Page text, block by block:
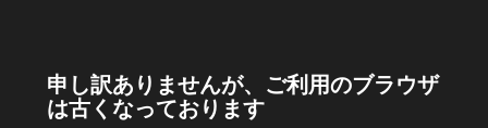
申し訳ありませんが、ご利用のブラウザ
は古くなっております